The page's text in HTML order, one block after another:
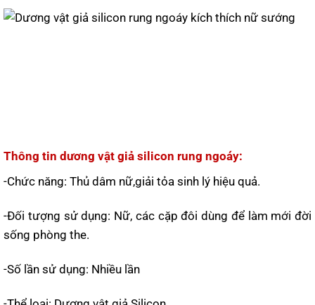
Thông tin dương vật giả silicon rung ngoáy:
-Chức năng: Thủ dâm nữ,giải tỏa sinh lý hiệu quả.
-Đối tượng sử dụng: Nữ, các cặp đôi dùng để làm mới đời
sống phòng the.
-Số lần sử dụng: Nhiều lần